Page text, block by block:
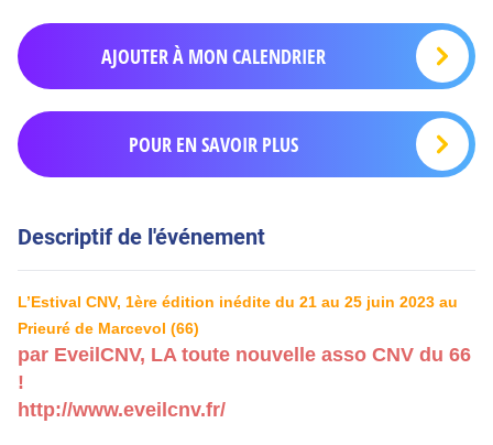
AJOUTER À MON CALENDRIER
POUR EN SAVOIR PLUS
Descriptif de l'événement
L’Estival CNV, 1ère édition inédite du 21 au 25 juin 2023 au
Prieuré de Marcevol (66)
par EveilCNV, LA toute nouvelle asso CNV du 66
!
http://www.eveilcnv.fr/